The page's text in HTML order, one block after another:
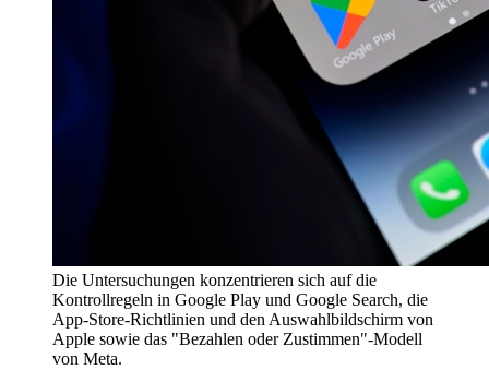
Die Untersuchungen konzentrieren sich auf die
Kontrollregeln in Google Play und Google Search, die
App-Store-Richtlinien und den Auswahlbildschirm von
Apple sowie das "Bezahlen oder Zustimmen"-Modell
von Meta.